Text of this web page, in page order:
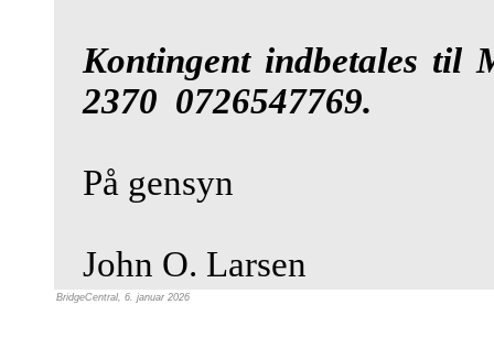
Kontingent indbetales til
2370 0726547769.
På gensyn
John O. Larsen
BridgeCentral, 6. januar 2026